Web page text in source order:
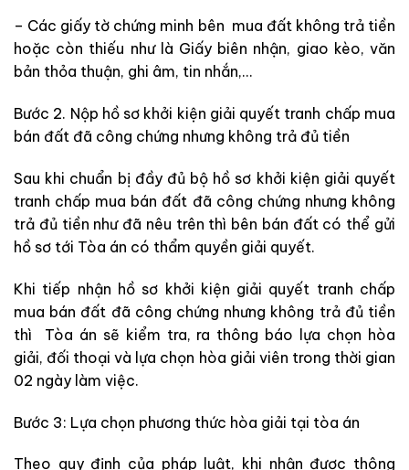
– Các giấy tờ chứng minh bên mua đất không trả tiền
hoặc còn thiếu như là Giấy biên nhận, giao kèo, văn
bản thỏa thuận, ghi âm, tin nhắn,…
Bước 2. Nộp hồ sơ khởi kiện giải quyết tranh chấp mua
bán đất đã công chứng nhưng không trả đủ tiền
Sau khi chuẩn bị đầy đủ bộ hồ sơ khởi kiện giải quyết
tranh chấp mua bán đất đã công chứng nhưng không
trả đủ tiền như đã nêu trên thì bên bán đất có thể gửi
hồ sơ tới Tòa án có thẩm quyền giải quyết.
Khi tiếp nhận hồ sơ khởi kiện giải quyết tranh chấp
mua bán đất đã công chứng nhưng không trả đủ tiền
thì Tòa án sẽ kiểm tra, ra thông báo lựa chọn hòa
giải, đối thoại và lựa chọn hòa giải viên trong thời gian
02 ngày làm việc.
Bước 3: Lựa chọn phương thức hòa giải tại tòa án
Theo quy định của pháp luật, khi nhận được thông